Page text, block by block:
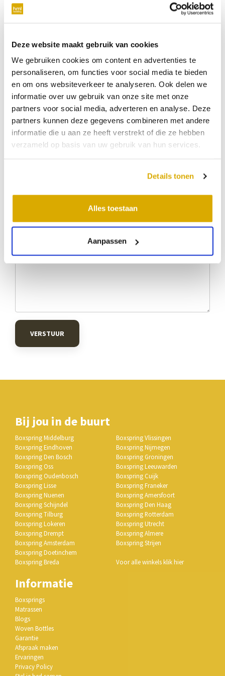
Deze website maakt gebruik van cookies
We gebruiken cookies om content en advertenties te
personaliseren, om functies voor social media te bieden
en om ons websiteverkeer te analyseren. Ook delen we
informatie over uw gebruik van onze site met onze
partners voor social media, adverteren en analyse. Deze
partners kunnen deze gegevens combineren met andere
informatie die u aan ze heeft verstrekt of die ze hebben
verzameld op basis van uw gebruik van hun services.
Details tonen
Alles toestaan
Aanpassen
verplicht
niet verplicht
Datum:21-06-2026
Tijdstip:
Verkooppunt
VERSTUUR
Bij jou in de buurt
Boxspring Middelburg
Boxspring Eindhoven
Boxspring Den Bosch
Boxspring Oss
Boxspring Oudenbosch
Boxspring Lisse
Boxspring Nuenen
Boxspring Schijndel
Boxspring Tilburg
Boxspring Lokeren
Boxspring Drempt
Boxspring Amsterdam
Boxspring Doetinchem
Boxspring Breda
Boxspring Vlissingen
Boxspring Nijmegen
Boxspring Groningen
Boxspring Leeuwarden
Boxspring Cuijk
Boxspring Franeker
Boxspring Amersfoort
Boxspring Den Haag
Boxspring Rotterdam
Boxspring Utrecht
Boxspring Almere
Boxspring Strijen
Voor alle winkels klik hier
Informatie
Boxsprings
Matrassen
Blogs
Woven Bottles
Garantie
Afspraak maken
Ervaringen
Privacy Policy